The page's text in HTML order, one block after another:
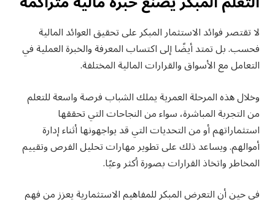
لا تقتصر فوائد الاستثمار المبكر على تحقيق العوائد المالية
فحسب. بل تمتد أيضًا إلى اكتساب المعرفة والخبرة العملية في
التعامل مع الأسواق والقرارات المالية المختلفة.
وخلال هذه المرحلة العمرية يملك الشباب فرصة واسعة للتعلم
من التجربة المباشرة، سواء من النجاحات التي تحققها
استثماراتهم أو من التحديات التي قد يواجهونها أثناء إدارة
أموالهم. ويساعد ذلك على تطوير مهارات تحليل الفرص وتقييم
المخاطر واتخاذ القرارات بصورة أكثر وعيًا.
في حين أن التعرض المبكر للمفاهيم الاستثمارية يعزز من فهم